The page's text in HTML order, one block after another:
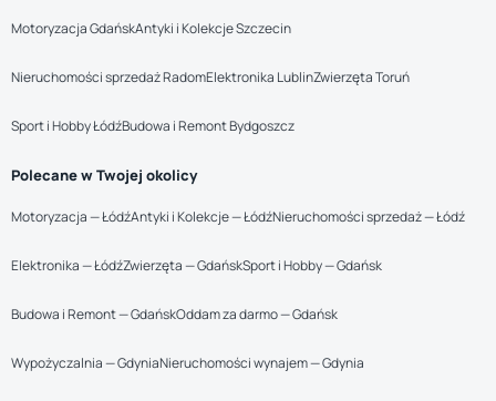
Motoryzacja GdańskAntyki i Kolekcje Szczecin
Nieruchomości sprzedaż RadomElektronika LublinZwierzęta Toruń
Sport i Hobby ŁódźBudowa i Remont Bydgoszcz
Polecane w Twojej okolicy
Motoryzacja — ŁódźAntyki i Kolekcje — ŁódźNieruchomości sprzedaż — Łódź
Elektronika — ŁódźZwierzęta — GdańskSport i Hobby — Gdańsk
Budowa i Remont — GdańskOddam za darmo — Gdańsk
Wypożyczalnia — GdyniaNieruchomości wynajem — Gdynia